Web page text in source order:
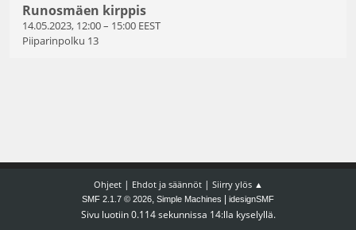
Runosmäen kirppis
14.05.2023, 12:00– 15:00 EEST
Piiparinpolku 13
Ohjeet| Ehdot ja säännöt| Siirry ylös ▲
SMF 2.1.7 © 2026, Simple Machines idesignSMF
Sivu luotiin 0.114 sekunnissa 14:lla kyselyllä.